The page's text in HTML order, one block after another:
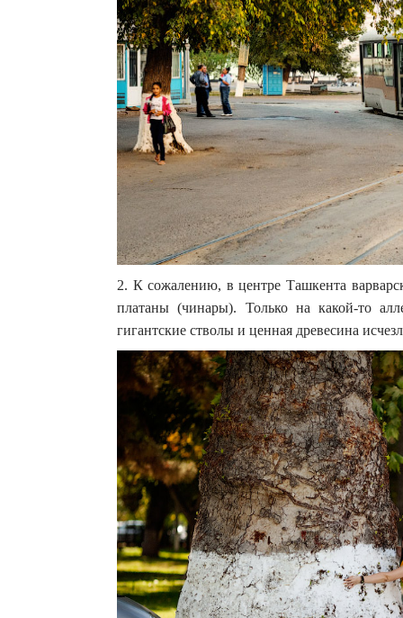
2. К сожалению, в центре Ташкента
платаны (чинары). Только на какой-то
гигантские стволы и ценная древесина